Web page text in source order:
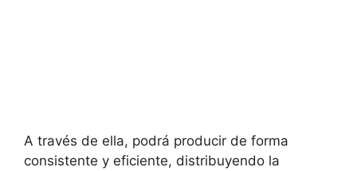
A través de ella, podrá producir de forma
consistente y eficiente, distribuyendo la